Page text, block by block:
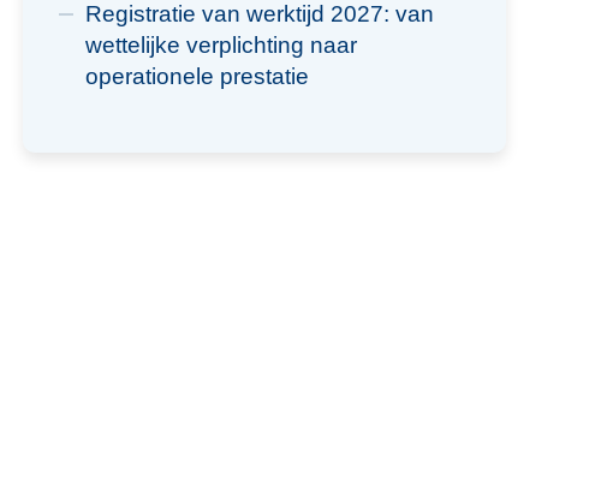
Registratie van werktijd 2027: van
wettelijke verplichting naar
operationele prestatie